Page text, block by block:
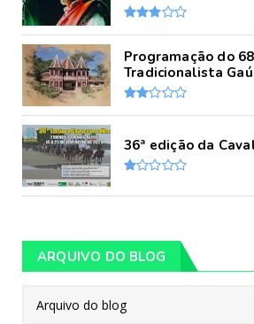
Programação do
Tradicionalista
36ª edição da
ARQUIVO DO BLOG